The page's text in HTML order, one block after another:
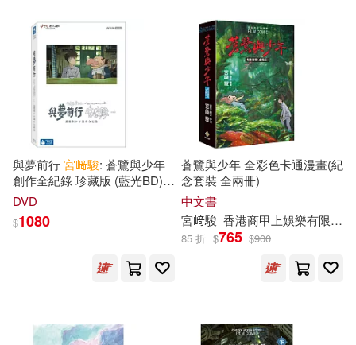
範圍
與夢前行宮﨑駿: 蒼鷺與少年
創作全紀錄 珍藏版 (藍光BD)
(Hayao Miyazaki and the
DVD
$1080
蒼鷺與少年 全彩色卡通漫畫(紀
念套裝 全兩冊)
中文書
宮﨑駿 香港商甲上娛樂有限公司
85 折 $765 $900